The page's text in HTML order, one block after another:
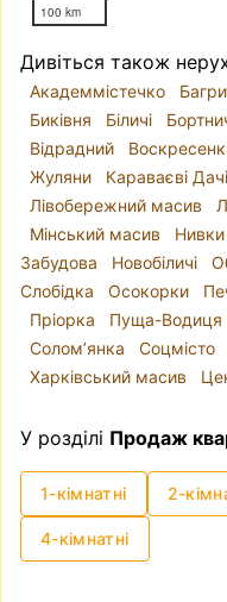
100 km
Дивіться також
Академмістечко
Биківня
Біличі
Відрадний
Жуляни
Караваєві Дачі
Лівобережний масив
Мінський масив
Нивки
Забудова
Новобіличі
Слобідка
Осокорки
Пріорка
Пуща-Водиця
Солом’янка
Соцмісто
Харківський масив
У розділі Продаж
1-кімнатні 2-
4-кімнатні